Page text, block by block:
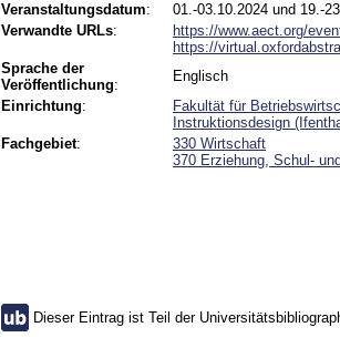
Veranstaltungsdatum:
01.-03.10.2024 und 19.-
Verwandte URLs:
https://www.aect.org/
https://
Sprache der
Veröffentlichung:
Englisch
Einrichtung:
Fakultät für
Instruktionsdesign
Fachgebiet:
330 Wirtschaft
370 Erziehung, Schul-
Dieser Eintrag ist Teil der